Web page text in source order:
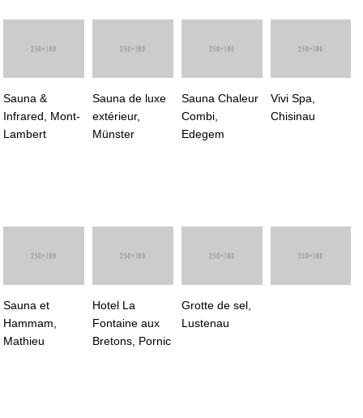
Sauna &
Infrared, Mont-
Lambert
Sauna de luxe
extérieur,
Münster
Sauna Chaleur
Combi,
Edegem
Vivi Spa,
Chisinau
Sauna et
Hammam,
Mathieu
Hotel La
Fontaine aux
Bretons, Pornic
Grotte de sel,
Lustenau